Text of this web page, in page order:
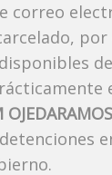
correo